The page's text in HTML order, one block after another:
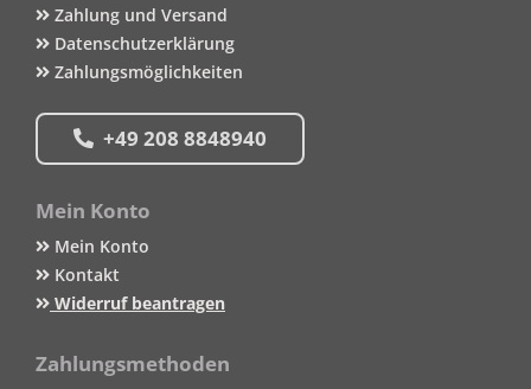
Zahlung und Versand
Datenschutzerklärung
Zahlungsmöglichkeiten
+49 208 8848940
Mein Konto
Mein Konto
Kontakt
Widerruf beantragen
Zahlungsmethoden